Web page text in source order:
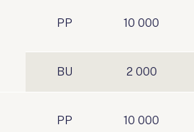
PP 10 000
BU 2 000
PP 10 000